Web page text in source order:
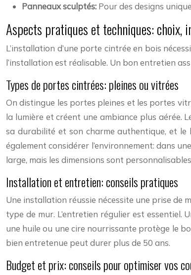
Panneaux sculptés: Pour des designs
Aspects pratiques et techniques: choix,
L’installation d’une porte cintrée en bois
l’installation est réalisable. Un bon entretien
Types de portes cintrées: pleines ou vitrées
On distingue les portes pleines et les portes
la lumière et créent une ambiance plus aérée.
sa durabilité et son charme authentique, et
également considérer l’environnement: dans
large, mais les dimensions sont
Installation et entretien: conseils pratiques
Une installation réussie nécessite une prise de
type de mur. L’entretien régulier est
une huile ou une cire nourrissante protège le
bien entretenue peut durer plus de 50 ans.
Budget et prix: conseils pour optimiser vos